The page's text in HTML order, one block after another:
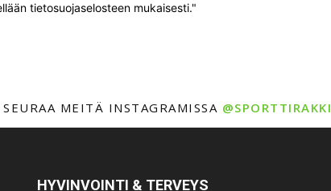
tietosuojaselosteen mukaisesti."
SEURAA MEITÄ INSTAGRAMISSA @SPORTTIRAKKI
HYVINVOINTI & TERVEYS